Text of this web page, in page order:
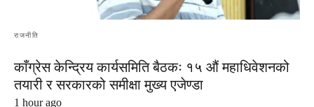
राजनीति
काँग्रेस केन्द्रिय कार्यसमिति बैठकः १५ औं महाधिवेशनको
तयारी र सरकारको समीक्षा मुख्य एजेण्डा
1 hour ago